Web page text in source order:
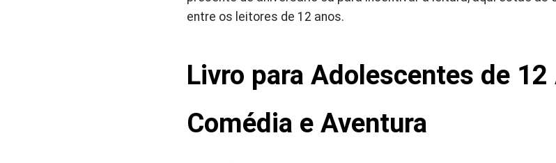
entre os leitores de 12 anos.
Livro para Adolescentes de
Comédia e Aventura